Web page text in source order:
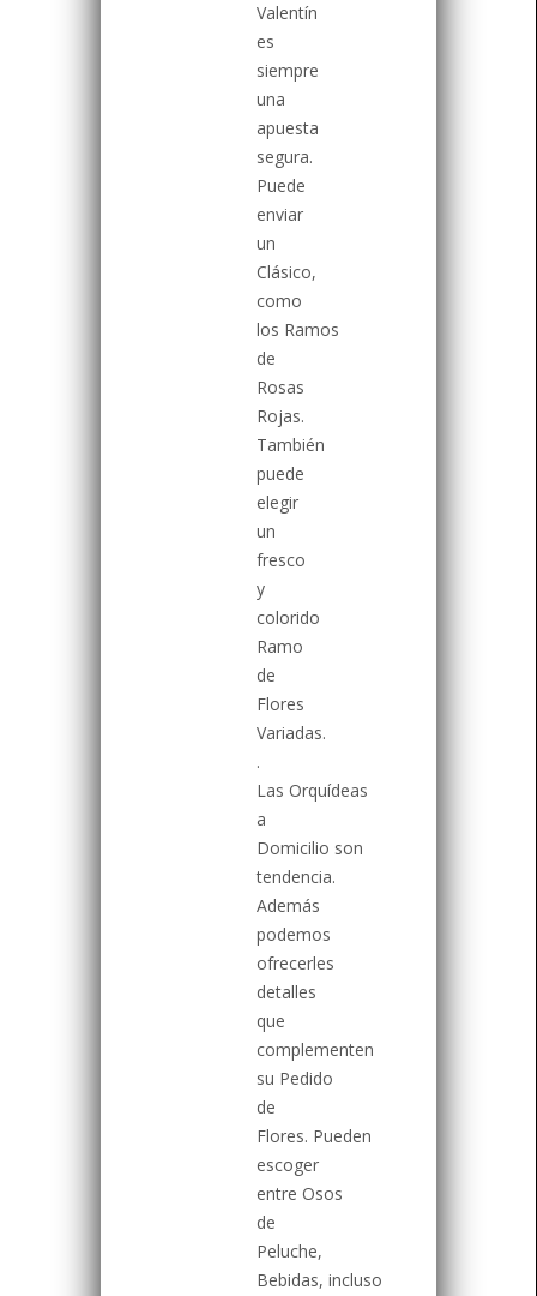
Valentín
es
siempre
una
apuesta
segura.
Puede
enviar
un
Clásico,
como
los Ramos
de
Rosas
Rojas.
También
puede
elegir
un
fresco
y
colorido
Ramo
de
Flores
Variadas.
.
Las Orquídeas
a
Domicilio son
tendencia.
Además
podemos
ofrecerles
detalles
que
complementen
su Pedido
de
Flores. Pueden
escoger
entre Osos
de
Peluche,
Bebidas, incluso